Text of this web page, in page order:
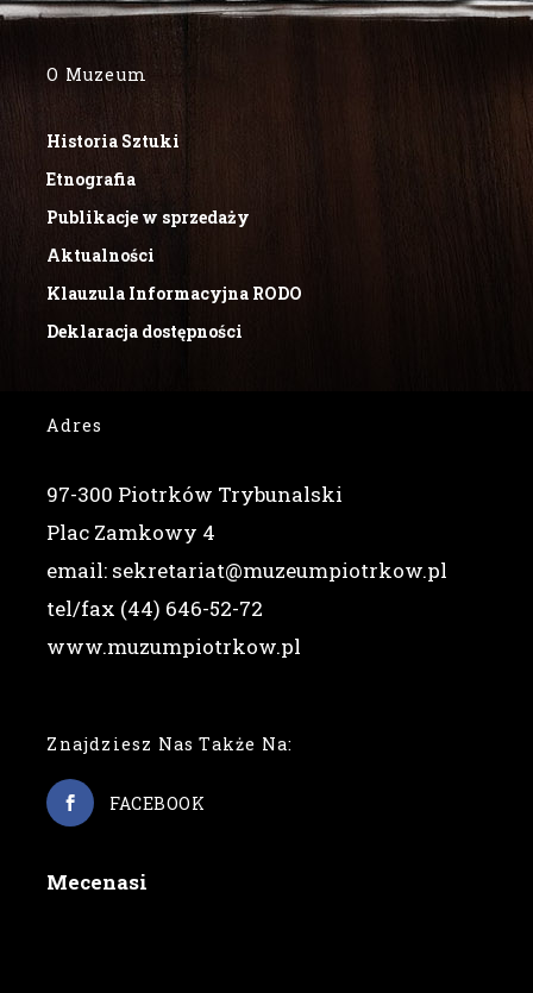
O Muzeum
Historia Sztuki
Etnografia
Publikacje w sprzedaży
Aktualności
Klauzula Informacyjna RODO
Deklaracja dostępności
Adres
97-300 Piotrków Trybunalski
Plac Zamkowy 4
email: sekretariat@muzeumpiotrkow.pl
tel/fax (44) 646-52-72
www.muzumpiotrkow.pl
Znajdziesz Nas Także Na:
FACEBOOK
Mecenasi